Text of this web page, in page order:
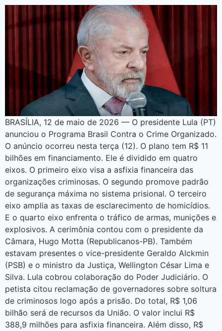
BRASÍLIA, 12 de maio de 2026 — O presidente Lula (PT)
anunciou o Programa Brasil Contra o Crime Organizado.
O anúncio ocorreu nesta terça (12). O plano tem R$ 11
bilhões em financiamento. Ele é dividido em quatro
eixos. O primeiro eixo visa a asfixia financeira das
organizações criminosas. O segundo promove padrão
de segurança máxima no sistema prisional. O terceiro
eixo amplia as taxas de esclarecimento de homicídios.
E o quarto eixo enfrenta o tráfico de armas, munições e
explosivos. A cerimônia contou com o presidente da
Câmara, Hugo Motta (Republicanos-PB). Também
estavam presentes o vice-presidente Geraldo Alckmin
(PSB) e o ministro da Justiça, Wellington César Lima e
Silva. Lula cobrou colaboração do Poder Judiciário. O
petista citou reclamação de governadores sobre soltura
de criminosos logo após a prisão. Do total, R$ 1,06
bilhão será de recursos da União. O valor inclui R$
388,9 milhões para asfixia financeira. Além disso, R$